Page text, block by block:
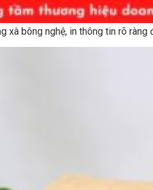
xà bông nghệ, in thông tin rõ ràng